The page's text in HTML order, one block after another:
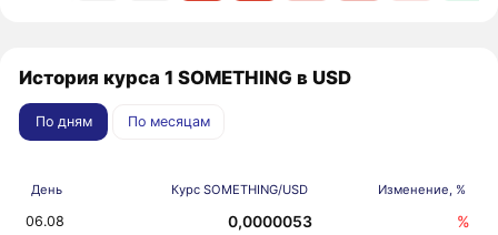
История курса 1 SOMETHING в USD
По дням По месяцам
День Курс SOMETHING/USD Изменение, %
06.08 0,0000053 %